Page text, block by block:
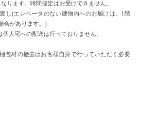
ります。時間指定はお受けできません。
し(エレベータのない建物内へのお届けは、1階
合があります。)
人宅への配送は行っておりません。
包材の撤去はお客様自身で行っていただく必要